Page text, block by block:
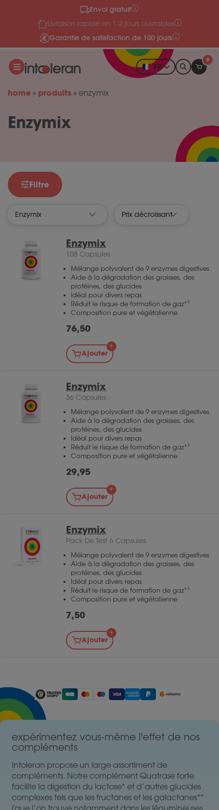
Envoi gratuit
Livraison rapide en 1-2 jours ouvrables
Garantie de satisfaction de 100 jours
FR
0
home » produits » enzymix
Enzymix
Filtre
Enzymix
108 Capsules
Mélange polyvalent de 9 enzymes digestives
Aide à la dégradation des graisses, des
protéines, des glucides
Idéal pour divers repas
Réduit le risque de formation de gaz*1
Composition pure et végétalienne
76,50
Ajouter
Enzymix
36 Capsules
Mélange polyvalent de 9 enzymes digestives
Aide à la dégradation des graisses, des
protéines, des glucides
Idéal pour divers repas
Réduit le risque de formation de gaz*1
Composition pure et végétalienne
29,95
Ajouter
Enzymix
Pack De Test 6 Capsules
Mélange polyvalent de 9 enzymes digestives
Aide à la dégradation des graisses, des
protéines, des glucides
Idéal pour divers repas
Réduit le risque de formation de gaz*1
Composition pure et végétalienne
7,50
Ajouter
expérimentez vous-même l'effet de nos
compléments
Intoleran propose un large assortiment de
compléments. Notre complément Quatrase forte
facilite la digestion du lactose* et d’autres glucides
complexes tels que les fructanes et les galactanes**
(que l’on trouve notamment dans les légumineuses,